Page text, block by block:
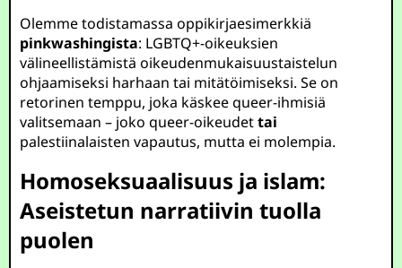
Olemme todistamassa oppikirjaesimerkkiä
pinkwashingista: LGBTQ+-oikeuksien
välineellistämistä oikeudenmukaisuustaistelun
ohjaamiseksi harhaan tai mitätöimiseksi. Se on
retorinen temppu, joka käskee queer-ihmisiä
valitsemaan – joko queer-oikeudettai
palestiinalaisten vapautus, mutta ei molempia.
Homoseksuaalisuus ja islam:
Aseistetun narratiivin tuolla
puolen